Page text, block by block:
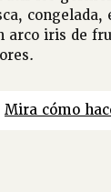
congelada,
arco iris de
Mira cómo